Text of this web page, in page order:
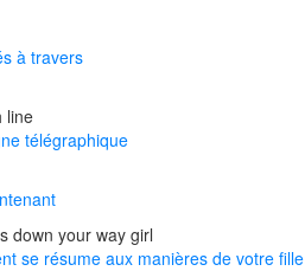
à travers
line
télégraphique
down your way girl
se résume aux manières de votre fille​